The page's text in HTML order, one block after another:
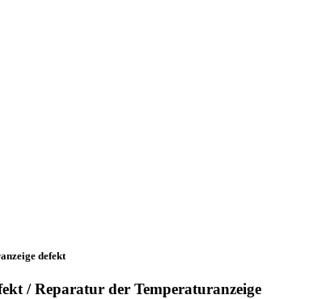
defekt
/ Reparatur der Temperaturanzeige